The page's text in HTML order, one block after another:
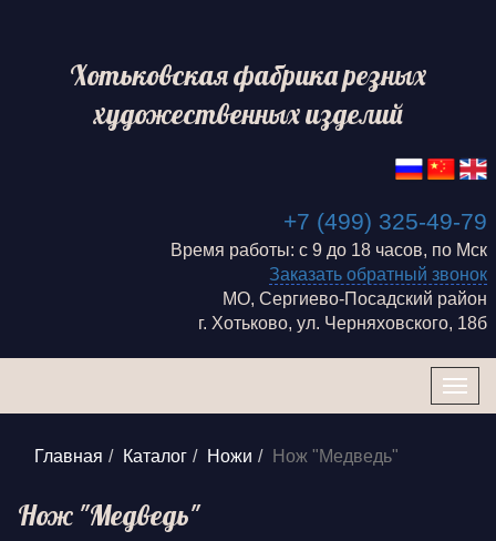
Хотьковская фабрика резных
художественных изделий
+7 (499) 325-49-79
Время работы: с 9 до 18 часов, по Мск
Заказать обратный звонок
МО, Сергиево-Посадский район
г. Хотьково, ул. Черняховского, 18б
Главная Каталог Ножи Нож "Медведь"
Нож "Медведь"